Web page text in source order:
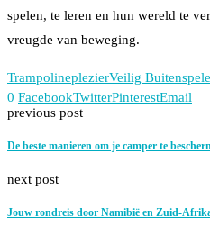
spelen, te leren en hun wereld te
vreugde van beweging.
TrampolineplezierVeilig
0 FacebookTwitterPinterestEmail
previous post
De beste manieren om je camper te
next post
Jouw rondreis door Namibië en Zuid-